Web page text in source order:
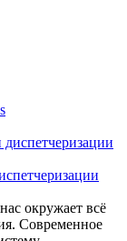
окружает всё
Современное